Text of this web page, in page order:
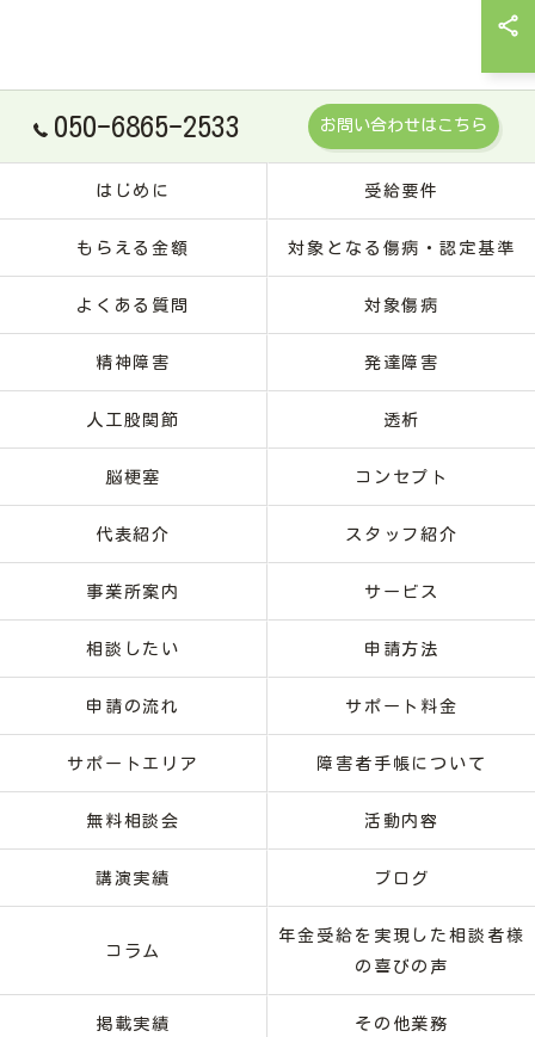
050-6865-2533 お問い合わせはこちら
はじめに 受給要件
もらえる金額 対象となる傷病・認定基準
よくある質問 対象傷病
精神障害 発達障害
人工股関節 透析
脳梗塞 コンセプト
代表紹介 スタッフ紹介
事業所案内 サービス
相談したい 申請方法
申請の流れ サポート料金
サポートエリア 障害者手帳について
無料相談会 活動内容
講演実績 ブログ
コラム
年金受給を実現した相談者様
の喜びの声
掲載実績 その他業務